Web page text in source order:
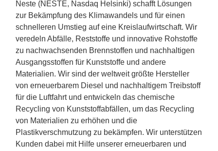
Neste (NESTE, Nasdaq Helsinki) schafft Lösungen
zur Bekämpfung des Klimawandels und für einen
schnelleren Umstieg auf eine Kreislaufwirtschaft. Wir
veredeln Abfälle, Reststoffe und innovative Rohstoffe
zu nachwachsenden Brennstoffen und nachhaltigen
Ausgangsstoffen für Kunststoffe und andere
Materialien. Wir sind der weltweit größte Hersteller
von erneuerbarem Diesel und nachhaltigem Treibstoff
für die Luftfahrt und entwickeln das chemische
Recycling von Kunststoffabfällen, um das Recycling
von Materialien zu erhöhen und die
Plastikverschmutzung zu bekämpfen. Wir unterstützen
Kunden dabei mit Hilfe unserer erneuerbaren und